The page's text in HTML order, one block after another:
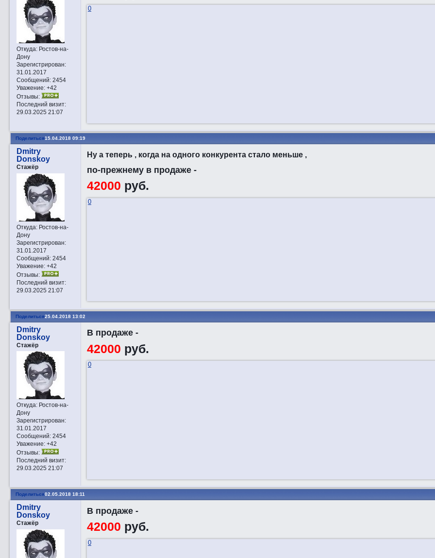
Откуда:Ростов-на-
Дону
Зарегистрирован:
31.01.2017
Сообщений:2454
Уважение: +42
Отзывы:
Последний визит:
29.03.2025 21:07
0
Поделиться15.04.2018 09:19
Dmitry
Donskoy
Стажёр
Откуда:Ростов-на-
Дону
Зарегистрирован:
31.01.2017
Сообщений:2454
Уважение: +42
Отзывы:
Последний визит:
29.03.2025 21:07
Ну а теперь , когда на одного конкурента стало меньше ,
по-прежнему в продаже -
42000 руб.
0
Поделиться25.04.2018 13:02
Dmitry
Donskoy
Стажёр
Откуда:Ростов-на-
Дону
Зарегистрирован:
31.01.2017
Сообщений:2454
Уважение: +42
Отзывы:
Последний визит:
29.03.2025 21:07
В продаже -
42000 руб.
0
Поделиться02.05.2018 18:11
Dmitry
Donskoy
Стажёр
В продаже -
42000 руб.
0